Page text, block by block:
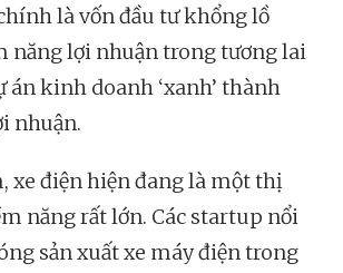
là vốn đầu tư khổng lồ
năng lợi nhuận trong tương lai
án kinh doanh ‘xanh’ thành
nhuận.
xe điện hiện đang là một thị
năng rất lớn. Các startup nổi
sản xuất xe máy điện trong